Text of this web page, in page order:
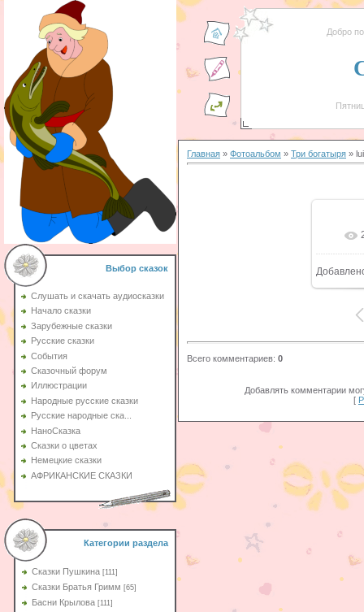
Выбор сказок
Слушать и скачать аудиосказки
Начало сказки
Зарубежные сказки
Русские сказки
События
Сказочный форум
Иллюстрации
Народные русские сказки
Русские народные ска...
НаноСказка
Сказки о цветах
Немецкие сказки
АФРИКАНСКИЕ СКАЗКИ
Категории раздела
Сказки Пушкина [111]
Сказки Братья Гримм [65]
Басни Крылова [111]
Добро
Главная » Фотоальбом » Три богатыря »
Всего комментариев: 0
Добавлять комментарии
[